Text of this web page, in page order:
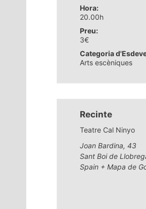
Hora:
20.00h
Preu:
3€
Categoria
Arts escèniques
Recinte
Teatre Cal Ninyo
Joan Bardina, 43
Sant Boi de
Spain + Mapa de